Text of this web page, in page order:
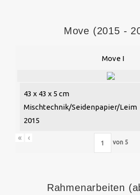
Move (2015 -
Move I
43 x 43 x 5 cm
Mischtechnik/Seidenpapier/Leim
2015
« ‹
von 5
Rahmenarbeiten